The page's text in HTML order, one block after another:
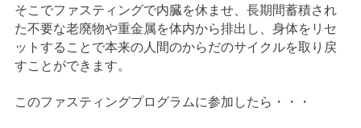
そこでファスティングで内臓を休ませ、長期間蓄積され
た不要な老廃物や重金属を体内から排出し、身体をリセ
ットすることで本来の人間のからだのサイクルを取り戻
すことができます。
このファスティングプログラムに参加したら・・・